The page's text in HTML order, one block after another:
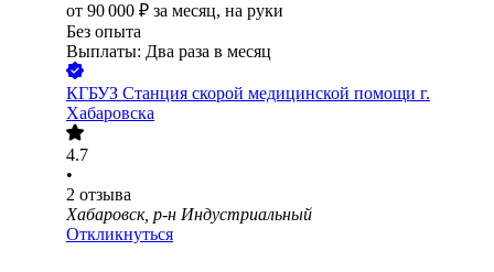
от 90 000 ₽ за месяц, на руки
Без опыта
Выплаты: Два раза в месяц
КГБУЗ Станция скорой медицинской помощи г.
Хабаровска
4.7
•
2 отзыва
Хабаровск, р-н Индустриальный
Откликнуться